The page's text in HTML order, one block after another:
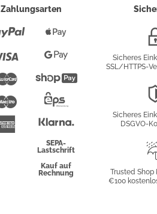
Zahlungsarten
Paypal
Mastercard
Maestro
American
Express
Pay
PayShopify
Überweisung
SEPA-
Lastschrift
Kauf auf
Rechnung
Sicheres
SSL/HTTPS-
Sicheres
DSGVO-
Trusted Shop
€100